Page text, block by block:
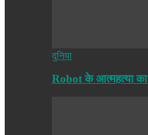
दुनिया
Robot के आत्महत्या का